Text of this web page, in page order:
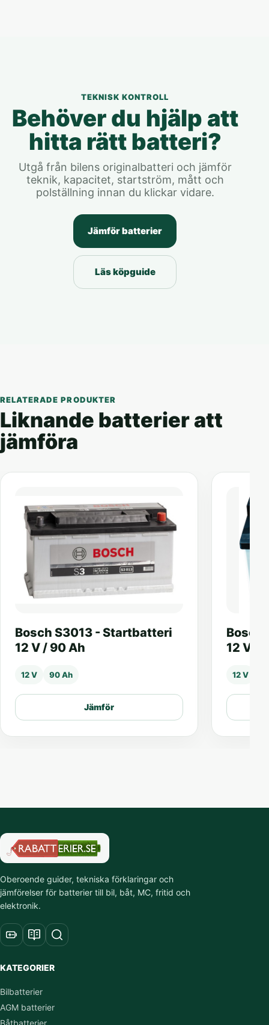
TEKNISK KONTROLL
Behöver du hjälp att
hitta rätt batteri?
Utgå från bilens originalbatteri och jämför
teknik, kapacitet, startström, mått och
polställning innan du klickar vidare.
Jämför batterier
Läs köpguide
RELATERADE PRODUKTER
Liknande batterier att
jämföra
Bosch S3013 - Startbatteri
12 V / 90 Ah
12 V 90 Ah
Jämför
Bosch
12 V /
12 V
Oberoende guider, tekniska förklaringar och
jämförelser för batterier till bil, båt, MC, fritid och
elektronik.
KATEGORIER
Bilbatterier
AGM batterier